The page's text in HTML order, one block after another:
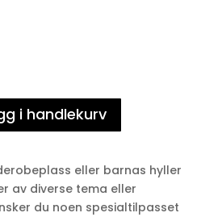
i handlekurv
eller barnas hyller
av diverse tema eller
du noen spesialtilpasset